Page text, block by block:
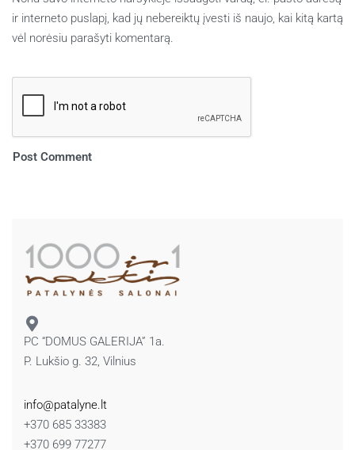
ir interneto puslapį, kad jų nebereiktų įvesti iš naujo, kai kitą kartą
vėl norėsiu parašyti komentarą.
PC “DOMUS GALERIJA” 1a.
P. Lukšio g. 32, Vilnius
info@patalyne.lt
+370 685 33383
+370 699 77277